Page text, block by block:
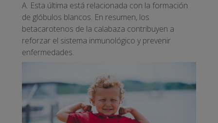
A. Esta última está relacionada con la formación
de glóbulos blancos. En resumen, los
betacarotenos de la calabaza contribuyen a
reforzar el sistema inmunológico y prevenir
enfermedades.